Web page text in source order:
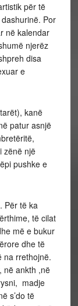
për të
Por
në kalendar
njerëz
disa
e
kanë
patur asnjë
zënë një
pushke e
Për të ka
të cilat
më e bukur
dhe të
na rrethojnë.
në ankth ,në
madje
s’do të